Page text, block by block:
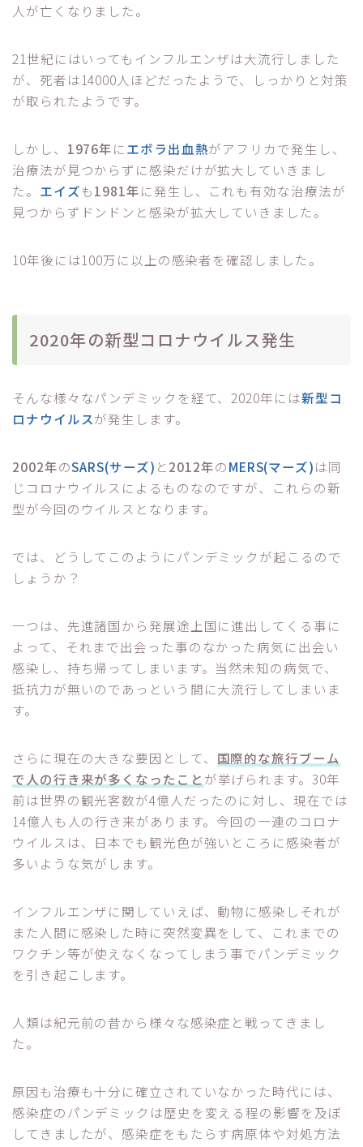
人が亡くなりました。
21世紀にはいってもインフルエンザは大流行しました
が、死者は14000人ほどだったようで、しっかりと対策
が取られたようです。
しかし、 1976年にエボラ出血熱がアフリカで発生し、
治療法が見つからずに感染だけが拡大していきまし
た。 エイズも1981年に発生し、これも有効な治療法が
見つからずドンドンと感染が拡大していきました。
10年後には100万に以上の感染者を確認しました。
2020年の新型コロナウイルス発生
そんな様々なパンデミックを経て、2020年には新型コ
ロナウイルスが発生します。
2002年のSARS(サーズ) と 2012年のMERS(マーズ)は同
じコロナウイルスによるものなのですが、これらの新
型が今回のウイルスとなります。
では、どうしてこのようにパンデミックが起こるので
しょうか？
一つは、先進諸国から発展途上国に進出してくる事に
よって、それまで出会った事のなかった病気に出会い
感染し、持ち帰ってしまいます。当然未知の病気で、
抵抗力が無いのであっという間に大流行してしまいま
す。
さらに現在の大きな要因として、 国際的な旅行ブーム
で人の行き来が多くなったこと が挙げられます。30年
前は世界の観光客数が4億人だったのに対し、現在では
14億人も人の行き来があります。今回の一連のコロナ
ウイルスは、日本でも観光色が強いところに感染者が
多いような気がします。
インフルエンザに関していえば、動物に感染しそれが
また人間に感染した時に突然変異をして、これまでの
ワクチン等が使えなくなってしまう事でパンデミック
を引き起こします。
人類は紀元前の昔から様々な感染症と戦ってきまし
た。
原因も治療も十分に確立されていなかった時代には、
感染症のパンデミックは歴史を変える程の影響を及ぼ
してきましたが、感染症をもたらす病原体や対処方法